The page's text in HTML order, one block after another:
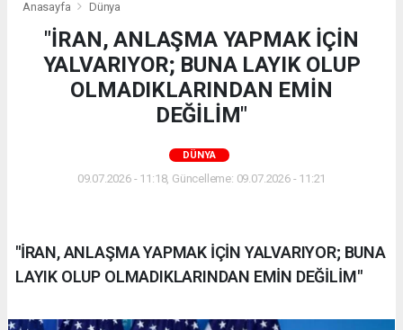
Anasayfa Dünya
"İRAN, ANLAŞMA YAPMAK İÇİN
YALVARIYOR; BUNA LAYIK OLUP
OLMADIKLARINDAN EMİN
DEĞİLİM"
DÜNYA
09.07.2026 - 11:18, Güncelleme: 09.07.2026 - 11:21
"İRAN, ANLAŞMA YAPMAK İÇİN YALVARIYOR; BUNA
LAYIK OLUP OLMADIKLARINDAN EMİN DEĞİLİM"